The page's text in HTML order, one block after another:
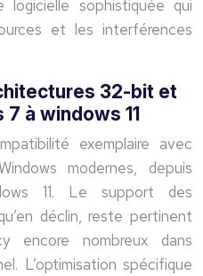
logicielle sophistiquée qui
et les interférences
32-bit et
à windows 11
exemplaire avec
modernes, depuis
11. Le support des
déclin, reste pertinent
encore nombreux dans
L’optimisation spécifique